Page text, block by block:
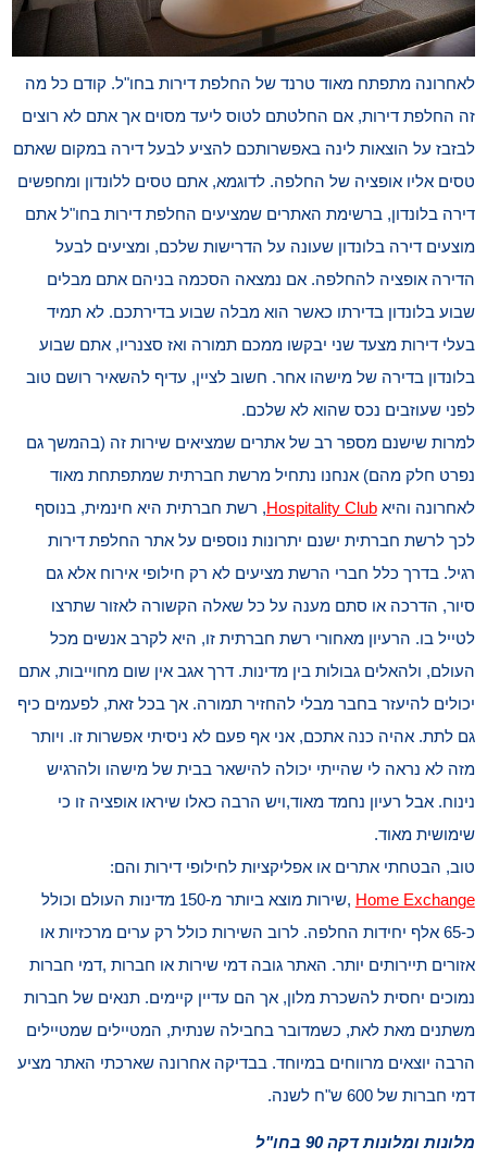
לאחרונה מתפתח מאוד טרנד של החלפת דירות בחו"ל. קודם כל מה
זה החלפת דירות, אם החלטתם לטוס ליעד מסוים אך אתם לא רוצים
לבזבז על הוצאות לינה באפשרותכם להציע לבעל דירה במקום שאתם
טסים אליו אופציה של החלפה. לדוגמא, אתם טסים ללונדון ומחפשים
דירה בלונדון, ברשימת האתרים שמציעים החלפת דירות בחו"ל אתם
מוצעים דירה בלונדון שעונה על הדרישות שלכם, ומציעים לבעל
הדירה אופציה להחלפה. אם נמצאה הסכמה בניהם אתם מבלים
שבוע בלונדון בדירתו כאשר הוא מבלה שבוע בדירתכם. לא תמיד
בעלי דירות מצעד שני יבקשו ממכם תמורה ואז סצנריו, אתם שבוע
בלונדון בדירה של מישהו אחר. חשוב לציין, עדיף להשאיר רושם טוב
לפני שעוזבים נכס שהוא לא שלכם.
למרות שישנם מספר רב של אתרים שמציאים שירות זה (בהמשך גם
נפרט חלק מהם) אנחנו נתחיל מרשת חברתית שמתפתחת מאוד
לאחרונה והיאHospitality Club, רשת חברתית היא חינמית, בנוסף
לכך לרשת חברתית ישנם יתרונות נוספים על אתר החלפת דירות
רגיל. בדרך כלל חברי הרשת מציעים לא רק חילופי אירוח אלא גם
סיור, הדרכה או סתם מענה על כל שאלה הקשורה לאזור שתרצו
לטייל בו. הרעיון מאחורי רשת חברתית זו, היא לקרב אנשים מכל
העולם, ולהאלים גבולות בין מדינות. דרך אגב אין שום מחוייבות, אתם
יכולים להיעזר בחבר מבלי להחזיר תמורה. אך בכל זאת, לפעמים כיף
גם לתת. אהיה כנה אתכם, אני אף פעם לא ניסיתי אפשרות זו. ויותר
מזה לא נראה לי שהייתי יכולה להישאר בבית של מישהו ולהרגיש
נינוח. אבל רעיון נחמד מאוד,ויש הרבה כאלו שיראו אופציה זו כי
שימושית מאוד.
טוב, הבטחתי אתרים או אפליקציות לחילופי דירות והם:
Home Exchange
,שירות מוצא ביותר מ-150 מדינות העולם וכולל
כ-65 אלף יחידות החלפה. לרוב השירות כולל רק ערים מרכזיות או
אזורים תיירותים יותר. האתר גובה דמי שירות או חברות ,דמי חברות
נמוכים יחסית להשכרת מלון, אך הם עדיין קיימים. תנאים של חברות
משתנים מאת לאת, כשמדובר בחבילה שנתית, המטיילים שמטיילים
הרבה יוצאים מרווחים במיוחד. בבדיקה אחרונה שארכתי האתר מציע
דמי חברות של 600 ש"ח לשנה.
מלונות ומלונות דקה 90 בחו"ל